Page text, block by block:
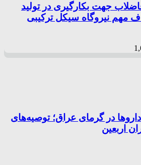
جهت بکارگیری در تولید
مهم نیروگاه سیکل ترکیبی
در گرمای عراق؛ توصیه‌های
اربعین